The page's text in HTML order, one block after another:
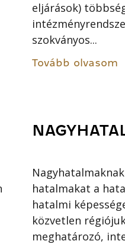
eljárások)
szokványos...
Tovább olvasom
hatalmakat a
hatalmi
közvetlen
meghatározó,